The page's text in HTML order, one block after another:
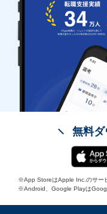
無料ダ
※App StoreはApple Inc.のサー
※Android、Google Playは